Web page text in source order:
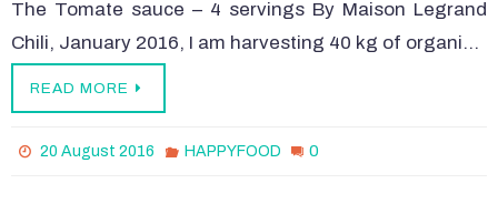
The Tomate sauce – 4 servings By Maison Legrand
Chili, January 2016, I am harvesting 40 kg of organi…
READ MORE
20 August 2016 HAPPYFOOD 0